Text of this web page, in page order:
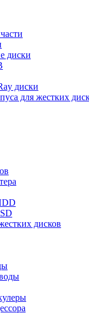
диски
диски
для жестких
дисков